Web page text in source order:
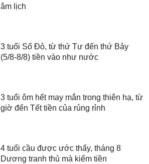
âm lịch
3 tuổi Số Đỏ, từ thứ Tư đến thứ Bảy
(5/8-8/8) tiền vào như nước
3 tuổi ôm hết may mắn trong thiên hạ, từ
giờ đến Tết tiền của rủng rỉnh
4 tuổi cầu được ước thấy, tháng 8
Dương tranh thủ mà kiếm tiền